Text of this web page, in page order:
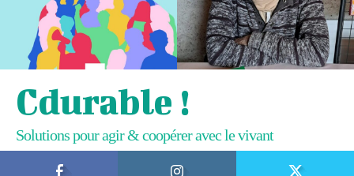
Cdurable !
Solutions pour agir & coopérer avec le vivant